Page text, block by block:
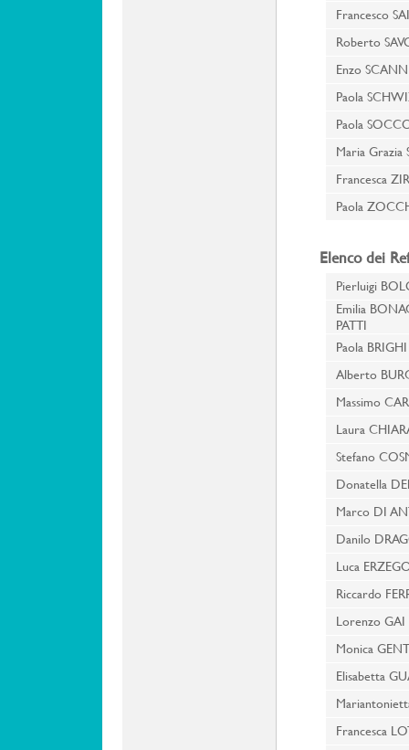
Francesco
Roberto
Enzo
Paola
Paola
Maria Grazia
Francesca
Paola
Elenco dei
Pierluigi
Emilia
PATTI
Paola BRIGHI
Alberto
Massimo
Laura
Stefano
Donatella
Marco DI
Danilo
Luca
Riccardo
Lorenzo GAI
Monica
Elisabetta
Francesca